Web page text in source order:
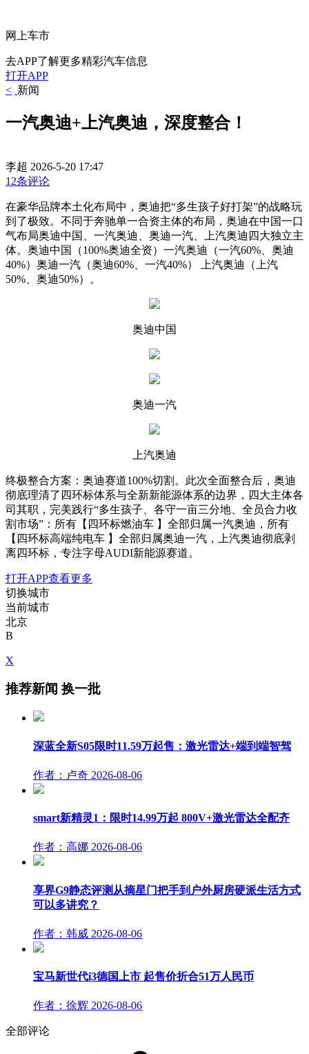
网上车市
去APP了解更多精彩汽车信息
打开APP
< 新闻
一汽奥迪+上汽奥迪，深度整合！
李超 2026-5-20 17:47
12条评论
在豪华品牌本土化布局中，奥迪把“多生孩子好打架”的战略玩
到了极致。不同于奔驰单一合资主体的布局，奥迪在中国一口
气布局奥迪中国、一汽奥迪、奥迪一汽、上汽奥迪四大独立主
体。奥迪中国（100%奥迪全资）一汽奥迪（一汽60%、奥迪
40%）奥迪一汽（奥迪60%、一汽40%） 上汽奥迪（上汽
50%、奥迪50%）。
奥迪中国
奥迪一汽
上汽奥迪
终极整合方案：奥迪赛道100%切割。此次全面整合后，奥迪
彻底理清了四环标体系与全新新能源体系的边界，四大主体各
司其职，完美践行“多生孩子、各守一亩三分地、全员合力收
割市场”：所有【四环标燃油车 】全部归属一汽奥迪，所有
【四环标高端纯电车 】全部归属奥迪一汽，上汽奥迪彻底剥
离四环标，专注字母AUDI新能源赛道。
打开APP查看更多
切换城市
当前城市
北京
B
X
推荐新闻 换一批
深蓝全新S05限时11.59万起售：激光雷达+端到端智驾
作者：卢奇 2026-08-06
smart新精灵1：限时14.99万起 800V+激光雷达全配齐
作者：高娜 2026-08-06
享界G9静态评测从摘星门把手到户外厨房硬派生活方式
可以多讲究？
作者：韩威 2026-08-06
宝马新世代i3德国上市 起售价折合51万人民币
作者：徐辉 2026-08-06
全部评论